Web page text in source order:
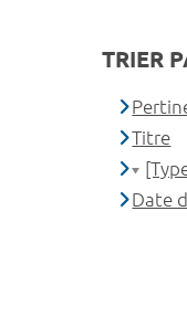
TRIER
Titre
Date